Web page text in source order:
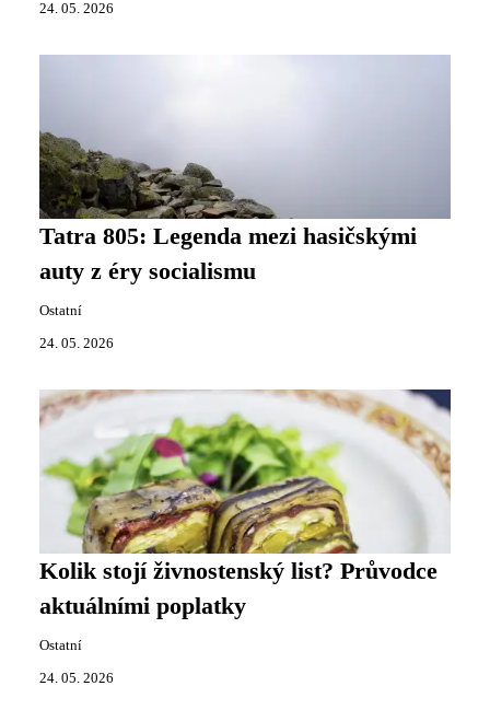
24. 05. 2026
Tatra 805: Legenda mezi hasičskými
auty z éry socialismu
Ostatní
24. 05. 2026
Kolik stojí živnostenský list? Průvodce
aktuálními poplatky
Ostatní
24. 05. 2026